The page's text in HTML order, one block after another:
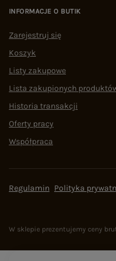
INFORMACJE O BUTIK
Zarejestruj się
Koszyk
Listy zakupowe
Lista zakupionych
Historia transakcji
Oferty pracy
Współpraca
Regulamin Polityka
W sklepie prezentujemy ceny